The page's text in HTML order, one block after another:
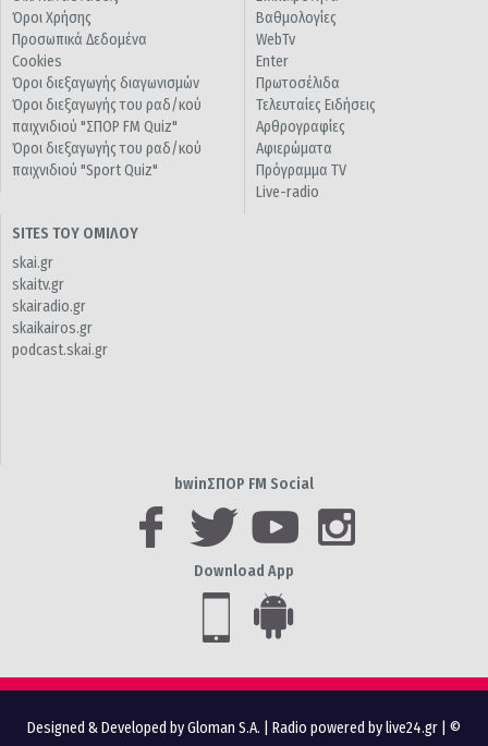
Όροι Χρήσης
Προσωπικά Δεδομένα
Cookies
Όροι διεξαγωγής διαγωνισμών
Όροι διεξαγωγής του ραδ/κού
παιχνιδιού "ΣΠΟΡ FM Quiz"
Όροι διεξαγωγής του ραδ/κού
παιχνιδιού "Sport Quiz"
Βαθμολογίες
WebTv
Enter
Πρωτοσέλιδα
Τελευταίες Ειδήσεις
Αρθρογραφίες
Αφιερώματα
Πρόγραμμα TV
Live-radio
SITES ΤΟΥ ΟΜΙΛΟΥ
skai.gr
skaitv.gr
skairadio.gr
skaikairos.gr
podcast.skai.gr
bwinΣΠΟΡ FM Social
Download App
Designed & Developed by Gloman S.A. Radio powered by live24.gr | ©